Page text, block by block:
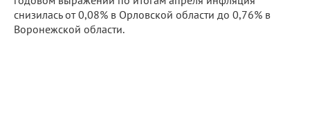
снизилась от 0,08% в Орловской области до 0,76% в
Воронежской области.